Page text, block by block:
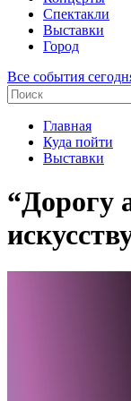
Спектакли
Выставки
Город
Все события
Главная
Куда пойти
Выставки
“Дорогу